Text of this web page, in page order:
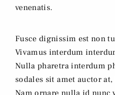
venenatis.
Fusce dignissim est non
Vivamus interdum
Nulla pharetra interdum
sodales sit amet auctor